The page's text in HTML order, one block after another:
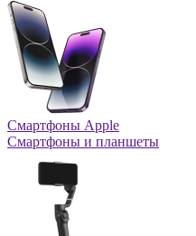
Смартфоны Apple
Смартфоны и планшеты